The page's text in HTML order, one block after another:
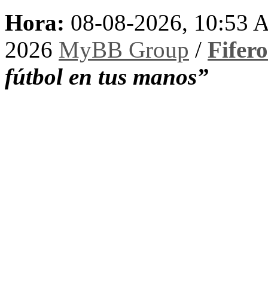
Hora: 08-08-2026, 10:53
2026 MyBB Group /
fútbol en tus manos”